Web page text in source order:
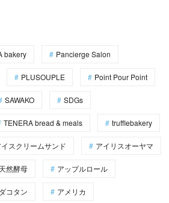
bakery Pancierge Salon
PLUSOUPLE Point Pour Point
SAWAKO SDGs
TENERA bread & meals trufflebakery
イスクリームサンド アイリスオーヤマ
然酵母 アップルロール
コタン アメリカ